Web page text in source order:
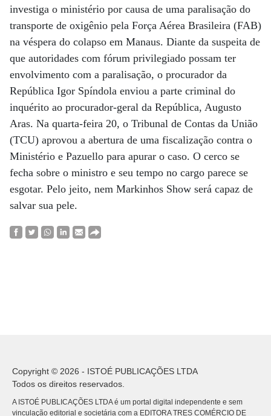
investiga o ministério por causa de uma paralisação do
transporte de oxigênio pela Força Aérea Brasileira (FAB)
na véspera do colapso em Manaus. Diante da suspeita de
que autoridades com fórum privilegiado possam ter
envolvimento com a paralisação, o procurador da
República Igor Spíndola enviou a parte criminal do
inquérito ao procurador-geral da República, Augusto
Aras. Na quarta-feira 20, o Tribunal de Contas da União
(TCU) aprovou a abertura de uma fiscalização contra o
Ministério e Pazuello para apurar o caso. O cerco se
fecha sobre o ministro e seu tempo no cargo parece se
esgotar. Pelo jeito, nem Markinhos Show será capaz de
salvar sua pele.
Copyright © 2026 - ISTOÉ PUBLICAÇÕES LTDA
Todos os direitos reservados.
A ISTOÉ PUBLICAÇÕES LTDA é um portal digital independente e sem
vinculação editorial e societária com a EDITORA TRES COMÉRCIO DE